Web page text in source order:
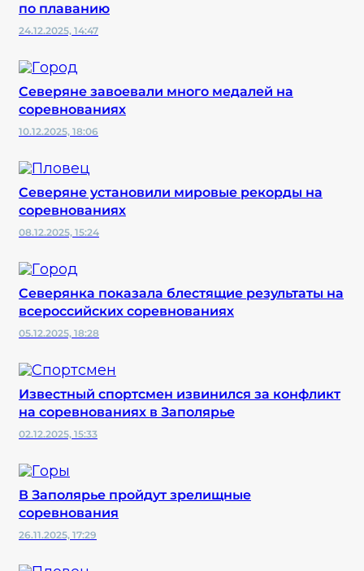
по плаванию
24.12.2025, 14:47
Северяне завоевали много медалей на
соревнованиях
10.12.2025, 18:06
Северяне установили мировые рекорды на
соревнованиях
08.12.2025, 15:24
Северянка показала блестящие результаты на
всероссийских соревнованиях
05.12.2025, 18:28
Известный спортсмен извинился за конфликт
на соревнованиях в Заполярье
02.12.2025, 15:33
В Заполярье пройдут зрелищные
соревнования
26.11.2025, 17:29